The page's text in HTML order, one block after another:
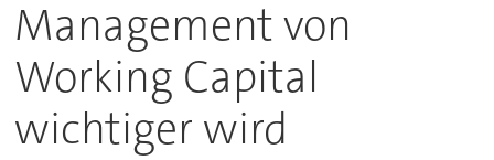
Management von
Working Capital
wichtiger wird